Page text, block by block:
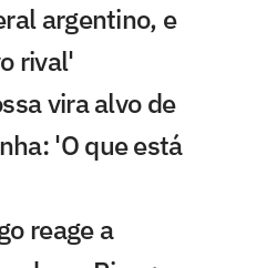
argentino, e
rival'
vira alvo de
'O que está
reage a